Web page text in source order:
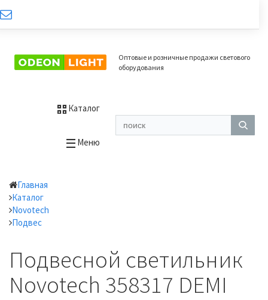
Оптовые и розничные продажи светового
оборудования
Каталог
Меню
Главная
Каталог
Novotech
Подвес
Подвесной светильник
Novotech 358317 DEMI